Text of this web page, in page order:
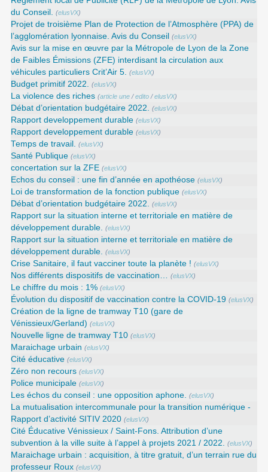
du Conseil.
(elusVX)
Projet de troisième Plan de Protection de l’Atmosphère (PPA) de
l’agglomération lyonnaise. Avis du Conseil (elusVX)
Avis sur la mise en œuvre par la Métropole de Lyon de la Zone
de Faibles Émissions (ZFE) interdisant la circulation aux
véhicules particuliers Crit’Air 5.
(elusVX)
Budget primitif 2022. (elusVX)
La violence des riches (article une /edito /elusVX)
Débat d’orientation budgétaire 2022. (elusVX)
Rapport developpement durable (elusVX)
Rapport developpement durable (elusVX)
Temps de travail. (elusVX)
Santé Publique (elusVX)
concertation sur la ZFE (elusVX)
Echos du conseil : une fin d’année en apothéose (elusVX)
Loi de transformation de la fonction publique (elusVX)
Débat d’orientation budgétaire 2022. (elusVX)
Rapport sur la situation interne et territoriale en matière de
développement durable.
(elusVX)
Rapport sur la situation interne et territoriale en matière de
développement durable.
(elusVX)
Crise Sanitaire, il faut vacciner toute la planète ! (elusVX)
Nos différents dispositifs de vaccination… (elusVX)
Le chiffre du mois : 1% (elusVX)
Évolution du dispositif de vaccination contre la COVID-19 (elusVX)
Création de la ligne de tramway T10 (gare de
Vénissieux/Gerland) (elusVX)
Nouvelle ligne de tramway T10 (elusVX)
Maraichage urbain (elusVX)
Cité éducative (elusVX)
Zéro non recours (elusVX)
Police municipale (elusVX)
Les échos du conseil : une opposition aphone. (elusVX)
La mutualisation intercommunale pour la transition numérique -
Rapport d’activité SITIV 2020 (elusVX)
Cité Éducative Vénissieux / Saint-Fons. Attribution d’une
subvention à la ville suite à l’appel à projets 2021 / 2022.
(elusVX)
Maraichage urbain : acquisition, à titre gratuit, d’un terrain rue du
professeur Roux (elusVX)